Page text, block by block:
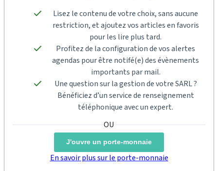
Lisez le contenu de votre choix, sans aucune
restriction, et ajoutez vos articles en favoris
pour les lire plus tard.
Profitez de la configuration de vos alertes
agendas pour être notifé(e) des évènements
importants par mail.
Une question sur la gestion de votre SARL ?
Bénéficiez d’un service de renseignement
téléphonique avec un expert.
J'ouvre un porte-monnaie
En savoir plus sur le porte-monnaie